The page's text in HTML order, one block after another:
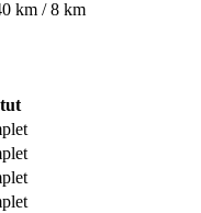
km / 8 km